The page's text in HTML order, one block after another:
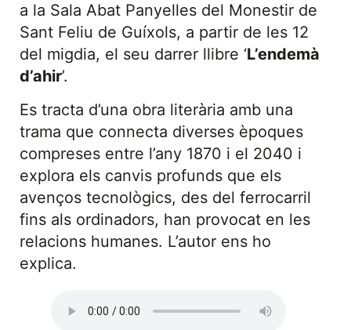
a la Sala Abat Panyelles del Monestir de
Sant Feliu de Guíxols, a partir de les 12
del migdia, el seu darrer llibre ‘L’endemà
d’ahir’.
Es tracta d’una obra literària amb una
trama que connecta diverses èpoques
compreses entre l’any 1870 i el 2040 i
explora els canvis profunds que els
avenços tecnològics, des del ferrocarril
fins als ordinadors, han provocat en les
relacions humanes. L’autor ens ho
explica.